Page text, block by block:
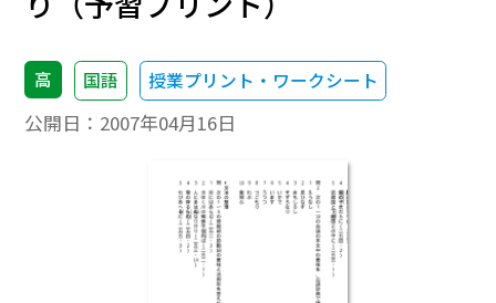
高 国語 授業プリント・ワークシート
公開日： 2007年04月16日